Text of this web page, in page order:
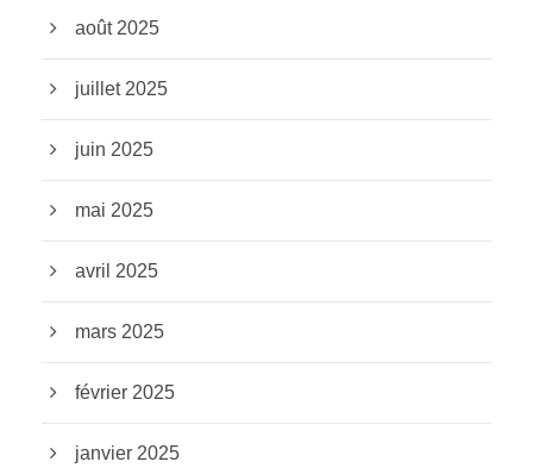
août 2025
juillet 2025
juin 2025
mai 2025
avril 2025
mars 2025
février 2025
janvier 2025